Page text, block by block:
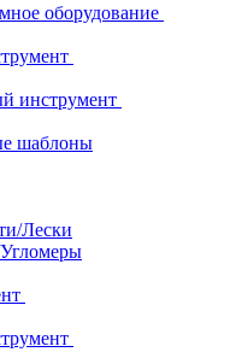
оборудование
инструмент
шаблоны
Лески